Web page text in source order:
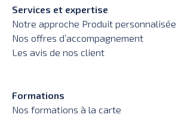
Services et expertise
Notre approche Produit personnalisée
Nos offres d’accompagnement
Les avis de nos client
Formations
Nos formations à la carte